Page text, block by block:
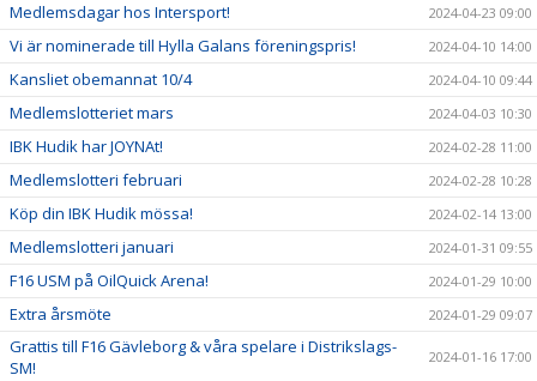
Medlemsdagar hos Intersport! 2024-04-23 09:00
Vi är nominerade till Hylla Galans föreningspris! 2024-04-10 14:00
Kansliet obemannat 10/4 2024-04-10 09:44
Medlemslotteriet mars 2024-04-03 10:30
IBK Hudik har JOYNAt! 2024-02-28 11:00
Medlemslotteri februari 2024-02-28 10:28
Köp din IBK Hudik mössa! 2024-02-14 13:00
Medlemslotteri januari 2024-01-31 09:55
F16 USM på OilQuick Arena! 2024-01-29 10:00
Extra årsmöte 2024-01-29 09:07
Grattis till F16 Gävleborg & våra spelare i Distrikslags-
SM!
2024-01-16 17:00